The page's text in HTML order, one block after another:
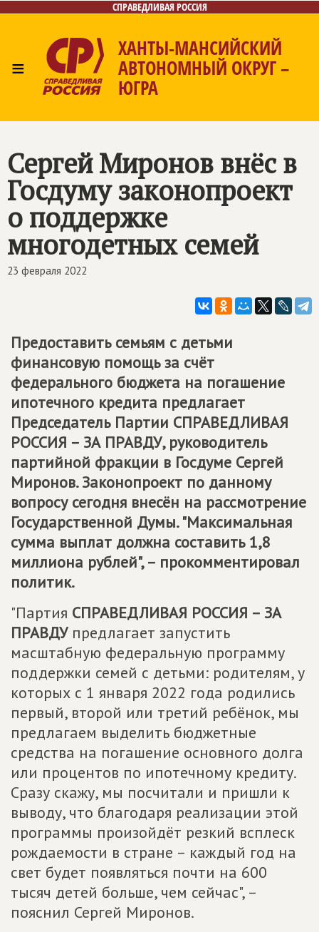
СПРАВЕДЛИВАЯ РОССИЯ
≡
ХАНТЫ-МАНСИЙСКИЙ
АВТОНОМНЫЙ ОКРУГ –
ЮГРА
Сергей Миронов внёс в
Госдуму законопроект
о поддержке
многодетных семей
23 февраля 2022
Предоставить семьям с детьми
финансовую помощь за счёт
федерального бюджета на погашение
ипотечного кредита предлагает
Председатель Партии СПРАВЕДЛИВАЯ
РОССИЯ – ЗА ПРАВДУ, руководитель
партийной фракции в Госдуме Сергей
Миронов. Законопроект по данному
вопросу сегодня внесён на рассмотрение
Государственной Думы. "Максимальная
сумма выплат должна составить 1,8
миллиона рублей", – прокомментировал
политик.
"Партия СПРАВЕДЛИВАЯ РОССИЯ – ЗА
ПРАВДУпредлагает запустить
масштабную федеральную программу
поддержки семей с детьми: родителям, у
которых с 1 января 2022 года родились
первый, второй или третий ребёнок, мы
предлагаем выделить бюджетные
средства на погашение основного долга
или процентов по ипотечному кредиту.
Сразу скажу, мы посчитали и пришли к
выводу, что благодаря реализации этой
программы произойдёт резкий всплеск
рождаемости в стране – каждый год на
свет будет появляться почти на 600
тысяч детей больше, чем сейчас", –
пояснил Сергей Миронов.